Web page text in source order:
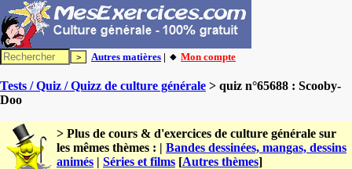
Autres matières | 🔸 Mon compte
Tests / Quiz / Quizz de culture générale > quiz n°65688 : Scooby-
Doo
> Plus de cours & d'exercices de culture générale sur
les mêmes thèmes : | Bandes dessinées, mangas, dessins
animés | Séries et films [Autres thèmes]